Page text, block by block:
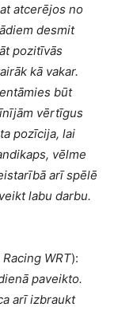
atcerējos no
desmit
pozitīvās
kā vakar.
būt
vērtīgus
pozīcija, lai
vēlme
arī spēlē
labu darbu.
WRT):
paveikto.
arī izbraukt